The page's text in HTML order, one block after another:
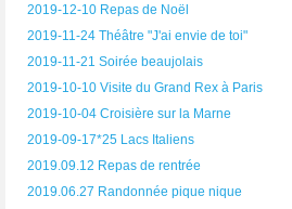
2019-12-10 Repas de Noël
2019-11-24 Théâtre "J'ai envie de toi"
2019-11-21 Soirée beaujolais
2019-10-10 Visite du Grand Rex à Paris
2019-10-04 Croisière sur la Marne
2019-09-17*25 Lacs Italiens
2019.09.12 Repas de rentrée
2019.06.27 Randonnée pique nique